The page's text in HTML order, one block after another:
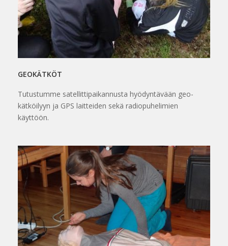
GEOKÄTKÖT
Tutustumme satellittipaikannusta hyödyntävään geo-
kätköilyyn ja GPS laitteiden sekä radiopuhelimien
käyttöön.